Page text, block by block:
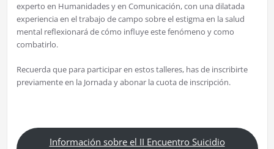
experto en Humanidades y en Comunicación, con una dilatada
experiencia en el trabajo de campo sobre el estigma en la salud
mental reflexionará de cómo influye este fenómeno y como
combatirlo.
Recuerda que para participar en estos talleres, has de inscribirte
previamente en la Jornada y abonar la cuota de inscripción.
Información sobre el II Encuentro Suicidio